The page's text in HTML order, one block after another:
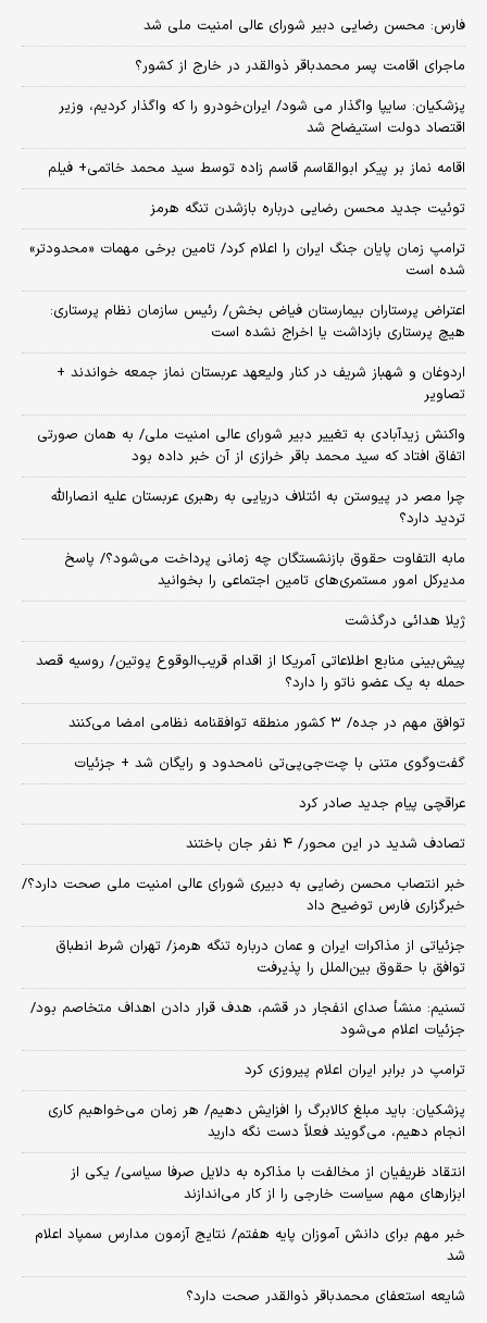
فارس: محسن رضایی دبیر شورای عالی امنیت ملی شد
ماجرای اقامت پسر محمدباقر ذوالقدر در خارج از کشور؟
پزشکیان: سایپا واگذار می شود/ ایران‌خودرو را که واگذار کردیم، وزیر
اقتصاد دولت استیضاح شد
اقامه نماز بر پیکر ابوالقاسم قاسم زاده توسط سید محمد خاتمی+ فیلم
توئیت جدید محسن رضایی درباره بازشدن تنگه هرمز
ترامپ زمان پایان جنگ ایران را اعلام کرد/ تامین برخی مهمات «محدودتر»
شده است
اعتراض پرستاران بیمارستان فیاض بخش/ رئیس سازمان نظام پرستاری:
هیچ پرستاری بازداشت یا اخراج نشده است
اردوغان و شهباز شریف در کنار ولیعهد عربستان نماز جمعه خواندند +
تصاویر
واکنش زیدآبادی به تغییر دبیر شورای عالی امنیت ملی/ به همان صورتی
اتفاق افتاد که سید محمد باقر خرازی از آن خبر داده بود
چرا مصر در پیوستن به ائتلاف دریایی به رهبری عربستان علیه انصارالله
تردید دارد؟
مابه التفاوت حقوق بازنشستگان چه زمانی پرداخت می‌شود؟/ پاسخ
مدیرکل امور مستمری‌های تامین اجتماعی را بخوانید
ژیلا هدائی درگذشت
پیش‌بینی منابع اطلاعاتی آمریکا از اقدام قریب‌الوقوع پوتین/ روسیه قصد
حمله به یک عضو ناتو را دارد؟
توافق مهم در جده/ ۳ کشور منطقه توافقنامه نظامی امضا می‌کنند
گفت‌وگوی متنی با چت‌جی‌پی‌تی نامحدود و رایگان شد + جزئیات
عراقچی پیام جدید صادر کرد
تصادف شدید در این محور/ ۴ نفر جان باختند
خبر انتصاب محسن رضایی به دبیری شورای عالی امنیت ملی صحت دارد؟/
خبرگزاری فارس توضیح داد
جزئیاتی از مذاکرات ایران و عمان درباره تنگه هرمز/ تهران شرط انطباق
توافق با حقوق بین‌الملل را پذیرفت
تسنیم: منشأ صدای انفجار در قشم، هدف قرار دادن اهداف متخاصم بود/
جزئیات اعلام می‌شود
ترامپ در برابر ایران اعلام پیروزی کرد
پزشکیان: باید مبلغ کالابرگ را افزایش دهیم/ هر زمان می‌خواهیم کاری
انجام دهیم، می‌گویند فعلاً دست نگه دارید
انتقاد ظریفیان از مخالفت با مذاکره به دلایل صرفا سیاسی/ یکی از
ابزارهای مهم سیاست خارجی را از کار می‌اندازند
خبر مهم برای دانش آموزان پایه هفتم/ نتایج آزمون مدارس سمپاد اعلام
شد
شایعه استعفای محمدباقر ذوالقدر صحت دارد؟